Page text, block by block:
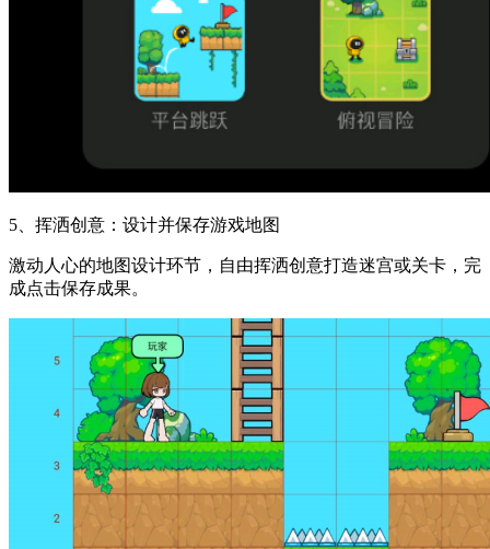
5、挥洒创意：设计并保存游戏地图
激动人心的地图设计环节，自由挥洒创意打造迷宫或关卡，完
成点击保存成果。